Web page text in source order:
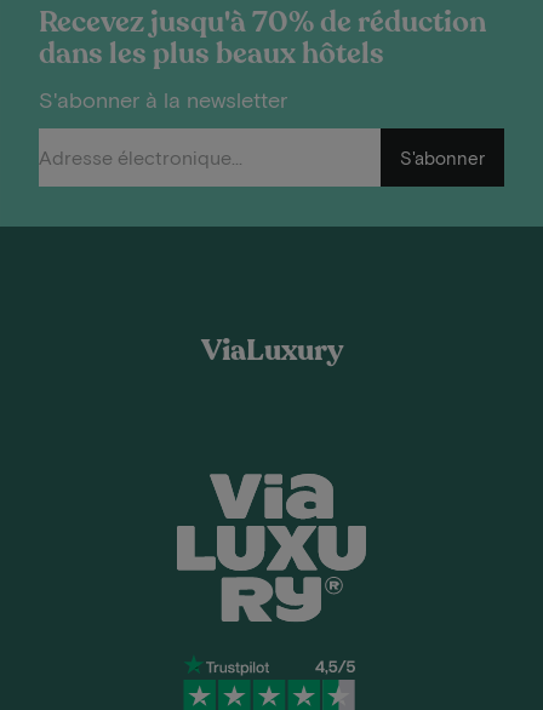
Recevez jusqu'à 70% de réduction
dans les plus beaux hôtels
S'abonner à la newsletter
S'abonner
ViaLuxury